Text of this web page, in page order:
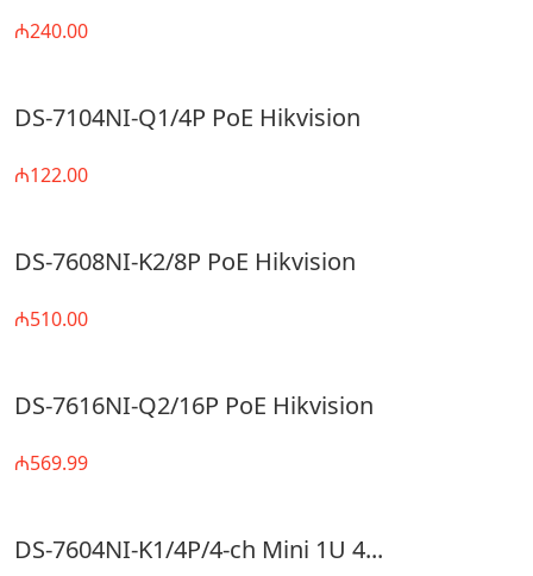
₼240.00
DS-7104NI-Q1/4P PoE Hikvision
₼122.00
DS-7608NI-K2/8P PoE Hikvision
₼510.00
DS-7616NI-Q2/16P PoE Hikvision
₼569.99
DS-7604NI-K1/4P/4-ch Mini 1U 4...